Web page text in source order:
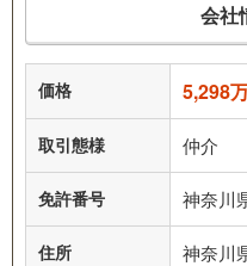
会社
価格 5,298
取引態様 仲介
免許番号 神奈川
住所
神奈川